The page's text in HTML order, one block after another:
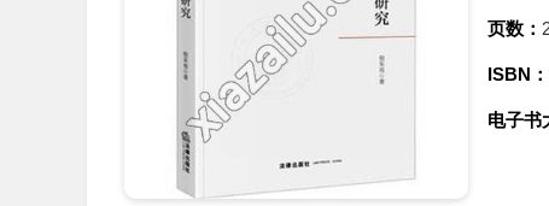
页数：
ISBN：
电子书